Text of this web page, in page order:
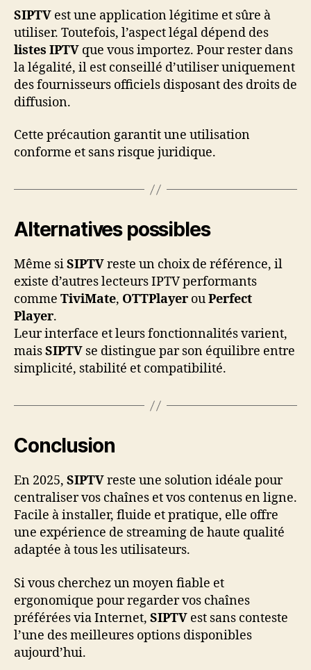
SIPTV est une application légitime et sûre à
utiliser. Toutefois, l’aspect légal dépend des
listes IPTV que vous importez. Pour rester dans
la légalité, il est conseillé d’utiliser uniquement
des fournisseurs officiels disposant des droits de
diffusion.
Cette précaution garantit une utilisation
conforme et sans risque juridique.
Alternatives possibles
Même siSIPTVreste un choix de référence, il
existe d’autres lecteurs IPTV performants
comme TiviMate, OTTPlayer ouPerfect
Player.
Leur interface et leurs fonctionnalités varient,
maisSIPTV se distingue par son équilibre entre
simplicité, stabilité et compatibilité.
Conclusion
En 2025, SIPTVreste une solution idéale pour
centraliser vos chaînes et vos contenus en ligne.
Facile à installer, fluide et pratique, elle offre
une expérience de streaming de haute qualité
adaptée à tous les utilisateurs.
Si vous cherchez un moyen fiable et
ergonomique pour regarder vos chaînes
préférées via Internet, SIPTV est sans conteste
l’une des meilleures options disponibles
aujourd’hui.